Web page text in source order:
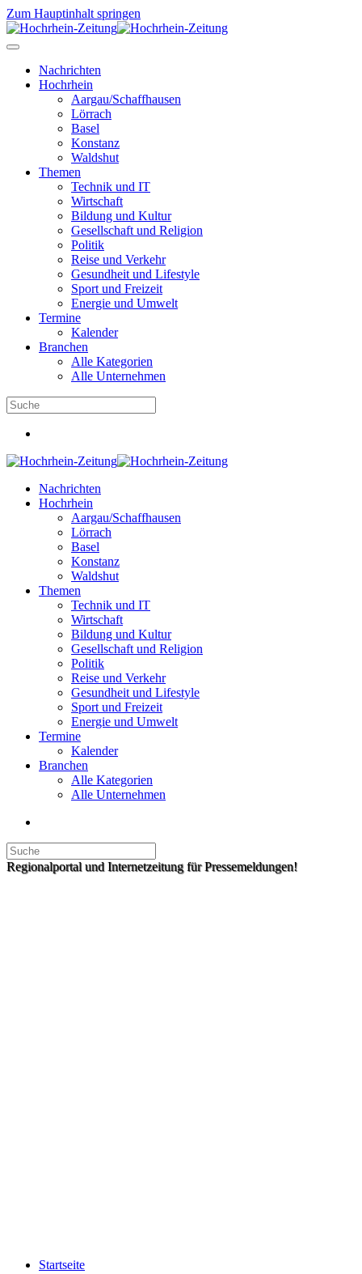
Zum Hauptinhalt springen
Nachrichten
Hochrhein
Aargau/Schaffhausen
Lörrach
Basel
Konstanz
Waldshut
Themen
Technik und IT
Wirtschaft
Bildung und Kultur
Gesellschaft und Religion
Politik
Reise und Verkehr
Gesundheit und Lifestyle
Sport und Freizeit
Energie und Umwelt
Termine
Kalender
Branchen
Alle Kategorien
Alle Unternehmen
Nachrichten
Hochrhein
Aargau/Schaffhausen
Lörrach
Basel
Konstanz
Waldshut
Themen
Technik und IT
Wirtschaft
Bildung und Kultur
Gesellschaft und Religion
Politik
Reise und Verkehr
Gesundheit und Lifestyle
Sport und Freizeit
Energie und Umwelt
Termine
Kalender
Branchen
Alle Kategorien
Alle Unternehmen
Regionalportal und Internetzeitung für Pressemeldungen!
Startseite